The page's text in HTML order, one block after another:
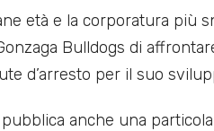
età e la corporatura più
Bulldogs di
d’arresto per il suo
anche una